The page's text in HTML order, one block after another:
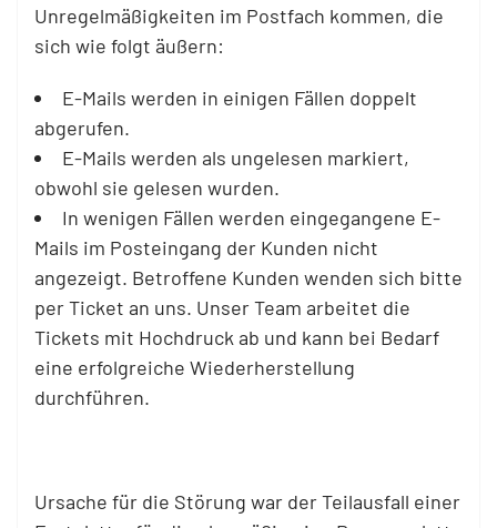
Unregelmäßigkeiten im Postfach kommen, die
sich wie folgt äußern:
E-Mails werden in einigen Fällen doppelt
abgerufen.
E-Mails werden als ungelesen markiert,
obwohl sie gelesen wurden.
In wenigen Fällen werden eingegangene E-
Mails im Posteingang der Kunden nicht
angezeigt. Betroffene Kunden wenden sich bitte
per Ticket an uns. Unser Team arbeitet die
Tickets mit Hochdruck ab und kann bei Bedarf
eine erfolgreiche Wiederherstellung
durchführen.
Ursache für die Störung war der Teilausfall einer